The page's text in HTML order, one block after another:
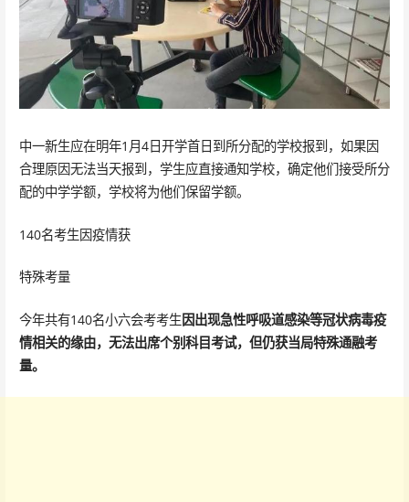
中一新生应在明年1月4日开学首日到所分配的学校报到，如果因
合理原因无法当天报到，学生应直接通知学校，确定他们接受所分
配的中学学额，学校将为他们保留学额。
140名考生因疫情获
特殊考量
今年共有140名小六会考考生因出现急性呼吸道感染等冠状病毒疫
情相关的缘由，无法出席个别科目考试，但仍获当局特殊通融考
量。